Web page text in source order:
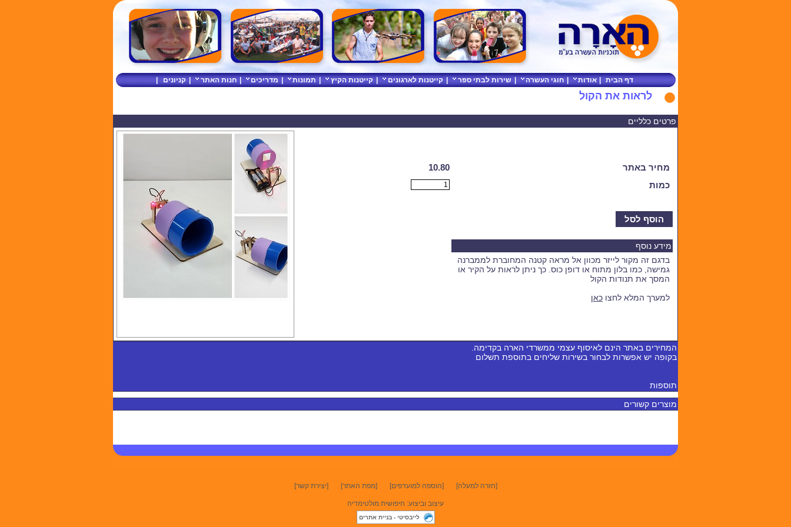
דף הבית אודות חוגי העשרה שירות לבתי ספר קייטנות לארגונים קייטנות הקיץ תמונות מדריכים חנות האתר קניונים
לראות את הקול
פרטים כלליים
מחיר באתר
10.80
כמות
הוסף לסל
מידע נוסף
בדגם זה מקור לייזר מכוון אל מראה קטנה המחוברת לממברנה
גמישה, כמו בלון מתוח או דופן כוס כך ניתן לראות על הקיר או
המסך את תנודות הקול
למערך המלא לחצו כאן
המחירים באתר הינם לאיסוף עצמי ממשרדי הארה בקדימה.
בקופה יש אפשרות לבחור בשירות שליחים בתוספת תשלום
תוספות
מוצרים קשורים
[חזרה למעלה] [הוספה למועדפים] [מפת האתר] [יצירת קשר]
עיצוב וביצוע: חיפושית מולטימדיה
לייבסיטי - בניית אתרים